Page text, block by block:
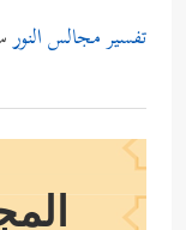
تفسير مجالس النور